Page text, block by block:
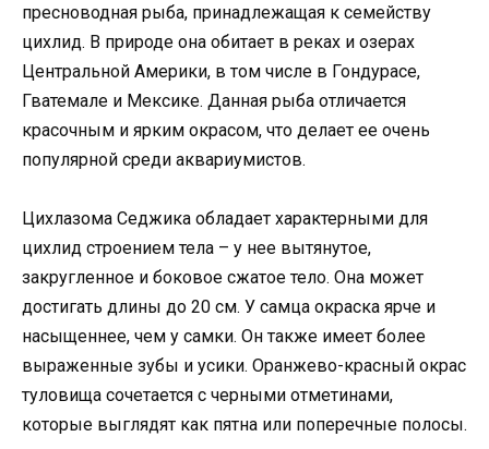
пресноводная рыба, принадлежащая к семейству
цихлид. В природе она обитает в реках и озерах
Центральной Америки, в том числе в Гондурасе,
Гватемале и Мексике. Данная рыба отличается
красочным и ярким окрасом, что делает ее очень
популярной среди аквариумистов.
Цихлазома Седжика обладает характерными для
цихлид строением тела – у нее вытянутое,
закругленное и боковое сжатое тело. Она может
достигать длины до 20 см. У самца окраска ярче и
насыщеннее, чем у самки. Он также имеет более
выраженные зубы и усики. Оранжево-красный окрас
туловища сочетается с черными отметинами,
которые выглядят как пятна или поперечные полосы.